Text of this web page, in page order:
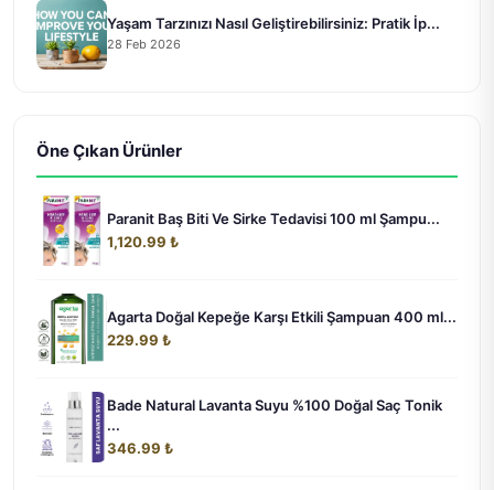
Yaşam Tarzınızı Nasıl Geliştirebilirsiniz: Pratik İp...
28 Feb 2026
Öne Çıkan Ürünler
Paranit Baş Biti Ve Sirke Tedavisi 100 ml Şampu...
1,120.99 ₺
Agarta Doğal Kepeğe Karşı Etkili Şampuan 400 ml...
229.99 ₺
Bade Natural Lavanta Suyu %100 Doğal Saç Tonik
...
346.99 ₺